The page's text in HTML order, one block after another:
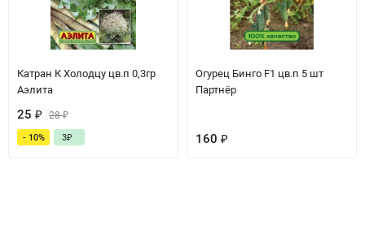
Катран К Холодцу цв.п 0,3гр
Аэлита
25 ₽ 28₽
- 10% 3₽
Огурец Бинго F1 цв.п 5 шт
Партнёр
160 ₽